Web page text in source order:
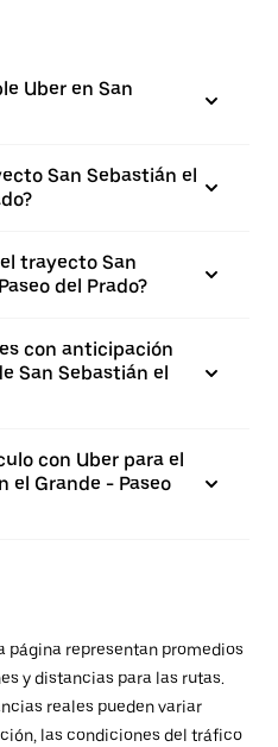
Uber en San
San Sebastián el
trayecto San
del Prado?
con anticipación
San Sebastián el
con Uber para el
el Grande - Paseo
página representan promedios
y distancias para las rutas.
reales pueden variar
las condiciones del tráfico